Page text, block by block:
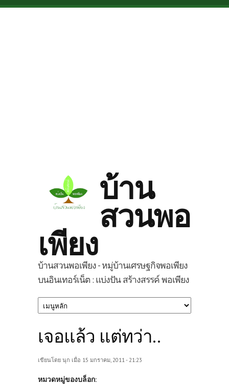
Skip to main content
บ้าน
สวนพอ
เพียง
บ้านสวนพอเพียง - หมู่บ้านเศรษฐกิจพอเพียง
บนอินเทอร์เน็ต : แบ่งปัน สร้างสรรค์ พอเพียง
เจอแล้ว แต่ทว่า..
เขียนโดย นุก เมื่อ 15 มกราคม, 2011 - 21:23
หมวดหมู่ของบล็อก: